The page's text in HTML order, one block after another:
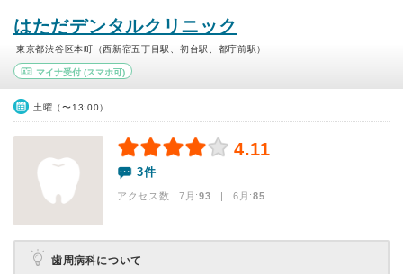
はただデンタルクリニック
東京都渋谷区本町（西新宿五丁目駅、初台駅、都庁前駅）
マイナ受付 (スマホ可)
土曜（〜13:00）
4.11
3件
アクセス数 7月:93 | 6月:85
歯周病科について